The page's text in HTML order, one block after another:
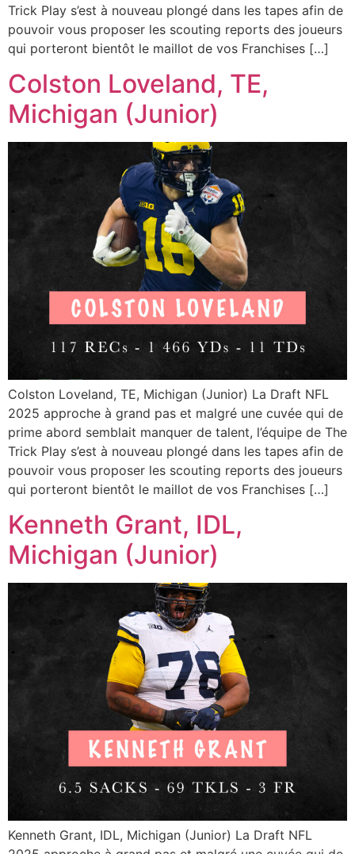
Trick Play s’est à nouveau plongé dans les tapes afin de
pouvoir vous proposer les scouting reports des joueurs
qui porteront bientôt le maillot de vos Franchises […]
Colston Loveland, TE,
Michigan (Junior)
Colston Loveland, TE, Michigan (Junior) La Draft NFL
2025 approche à grand pas et malgré une cuvée qui de
prime abord semblait manquer de talent, l’équipe de The
Trick Play s’est à nouveau plongé dans les tapes afin de
pouvoir vous proposer les scouting reports des joueurs
qui porteront bientôt le maillot de vos Franchises […]
Kenneth Grant, IDL,
Michigan (Junior)
Kenneth Grant, IDL, Michigan (Junior) La Draft NFL